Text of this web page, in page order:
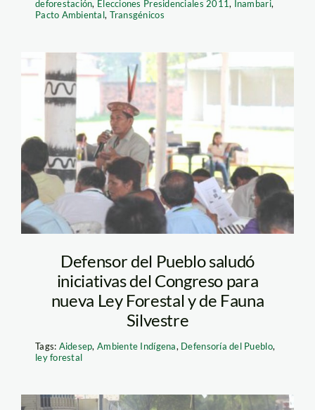
deforestación, Elecciones Presidenciales 2011, Inambari,
Pacto Ambiental, Transgénicos
Defensor del Pueblo saludó
iniciativas del Congreso para
nueva Ley Forestal y de Fauna
Silvestre
Tags: Aidesep,Ambiente Indígena, Defensoría del Pueblo,
ley forestal